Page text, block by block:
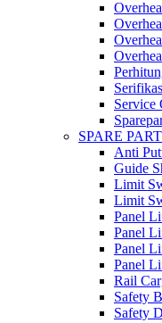
Service
SPARE
Anti
Guide
Limit
Limit
Panel
Panel
Panel
Panel
Rail
Safety
Safety